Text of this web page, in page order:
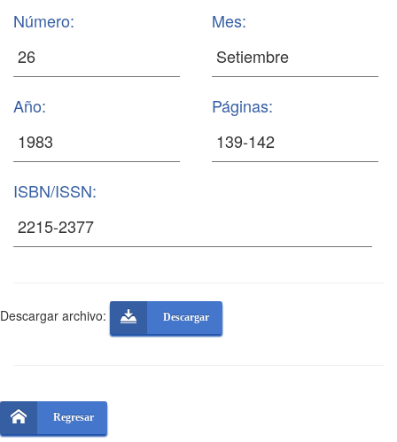
Número: Mes:
Año: Páginas:
ISBN/ISSN:
Descargar archivo: Descargar
Regresar